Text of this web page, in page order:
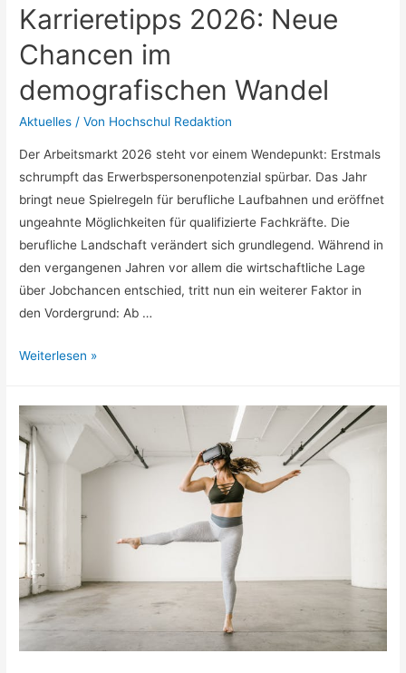
Karrieretipps 2026: Neue
Chancen im
demografischen Wandel
Aktuelles / Von Hochschul Redaktion
Der Arbeitsmarkt 2026 steht vor einem Wendepunkt: Erstmals
schrumpft das Erwerbspersonenpotenzial spürbar. Das Jahr
bringt neue Spielregeln für berufliche Laufbahnen und eröffnet
ungeahnte Möglichkeiten für qualifizierte Fachkräfte. Die
berufliche Landschaft verändert sich grundlegend. Während in
den vergangenen Jahren vor allem die wirtschaftliche Lage
über Jobchancen entschied, tritt nun ein weiterer Faktor in
den Vordergrund: Ab …
Karrieretipps
Chancen
im
demografischen
Wandel
Weiterlesen »